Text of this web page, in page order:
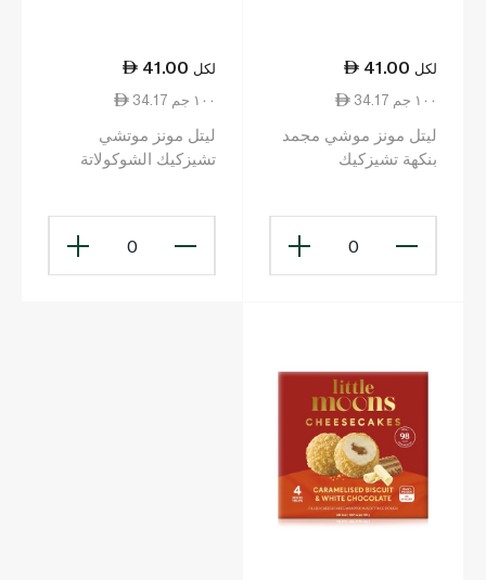
41.00 لكل
34.17 ١٠٠ جم
ليتل مونز موشي مجمد
بنكهة تشيزكيك
0
41.00 لكل
34.17 ١٠٠ جم
ليتل مونز موتشي
تشيزكيك الشوكولاتة
0